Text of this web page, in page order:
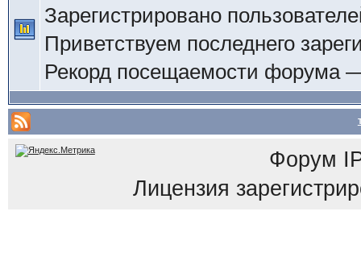
Зарегистрировано
Приветствуем последнего
Рекорд посещаемости форума
Форум
Лицензия